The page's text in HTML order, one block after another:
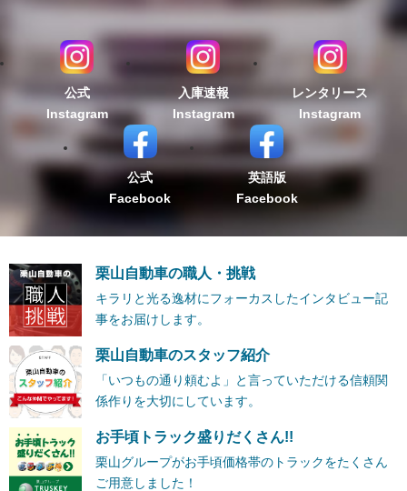
公式
Instagram
入庫速報
Instagram
レンタリース
Instagram
公式
Facebook
英語版
Facebook
栗山自動車の職人・挑戦
キラリと光る逸材にフォーカスしたインタビュー記
事をお届けします。
栗山自動車のスタッフ紹介
「いつもの通り頼むよ」と言っていただける信頼関
係作りを大切にしています。
お手頃トラック盛りだくさん!!
栗山グループがお手頃価格帯のトラックをたくさん
ご用意しました！